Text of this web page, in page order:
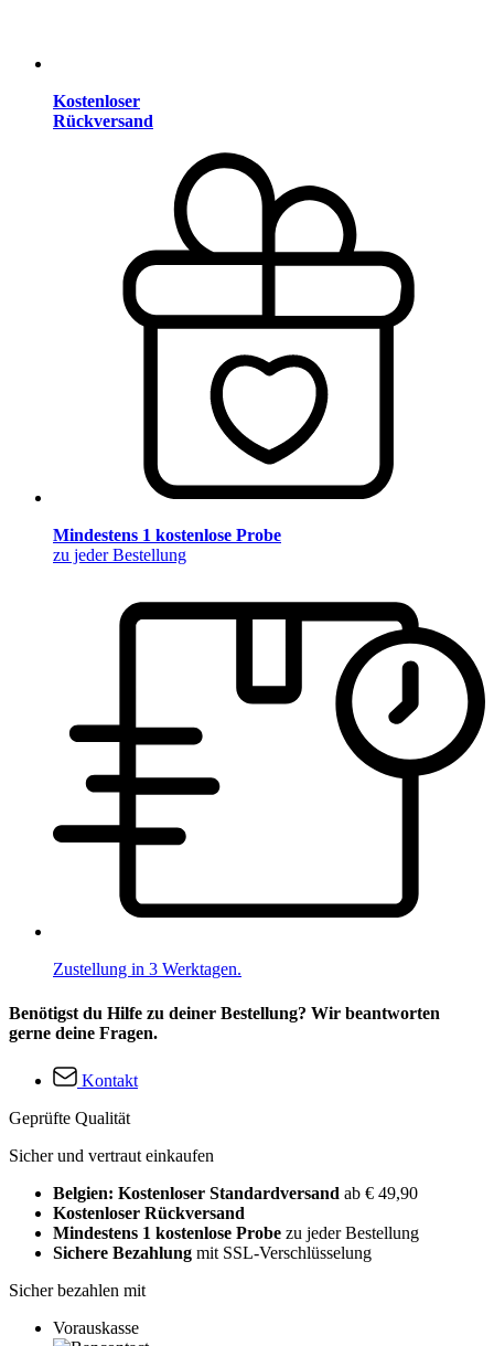
Kostenloser
Rückversand
Mindestens 1 kostenlose Probe
zu jeder Bestellung
Zustellung in 3 Werktagen.
Benötigst du Hilfe zu deiner Bestellung? Wir beantworten
gerne deine Fragen.
Kontakt
Geprüfte Qualität
Sicher und vertraut einkaufen
Belgien: Kostenloser Standardversand ab € 49,90
Kostenloser Rückversand
Mindestens 1 kostenlose Probe zu jeder Bestellung
Sichere Bezahlung mit SSL-Verschlüsselung
Sicher bezahlen mit
Vorauskasse